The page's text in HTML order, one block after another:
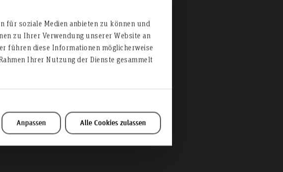
für soziale Medien anbieten zu können und
zu Ihrer Verwendung unserer Website an
führen diese Informationen möglicherweise
Ihrer Nutzung der Dienste gesammelt
Anpassen Alle Cookies zulassen
der